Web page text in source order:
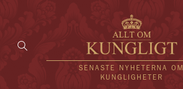
SENASTE NYHETERNA OM
KUNGLIGHETER